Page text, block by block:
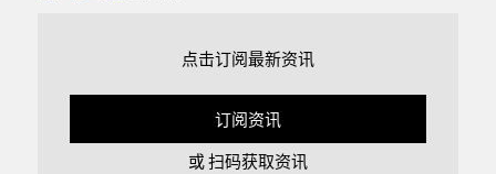
点击订阅最新资讯
订阅资讯
或 扫码获取资讯